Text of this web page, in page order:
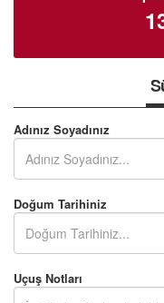
Adınız Soyadınız
Doğum Tarihiniz
Uçuş Notları